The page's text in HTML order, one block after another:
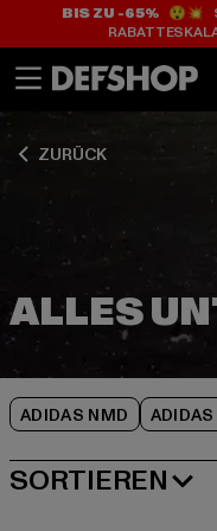
BIS ZU -65%😲💥
ZURÜCK
ADIDAS NMD
SORTIEREN
BELIEBTESTE